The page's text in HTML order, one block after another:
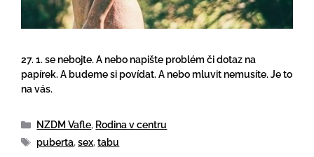
27. 1. se nebojte. A nebo napište problém či dotaz na
papírek. A budeme si povídat. A nebo mluvit nemusíte. Je to
na vás.
NZDM Vafle, Rodina v centru
puberta,sex,tabu